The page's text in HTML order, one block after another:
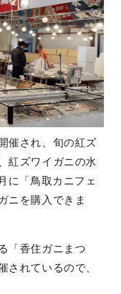
催され、旬の紅ズ
紅ズワイガニの水
に「鳥取カニフェ
ニを購入できま
「香住ガニまつ
されているので、